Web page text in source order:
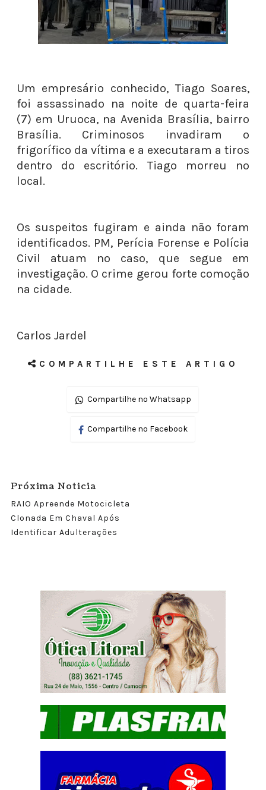
Um empresário conhecido, Tiago Soares,
foi assassinado na noite de quarta-feira
(7) em Uruoca, na Avenida Brasília, bairro
Brasília. Criminosos invadiram o
frigorífico da vítima e a executaram a tiros
dentro do escritório. Tiago morreu no
local.
Os suspeitos fugiram e ainda não foram
identificados. PM, Perícia Forense e Polícia
Civil atuam no caso, que segue em
investigação. O crime gerou forte comoção
na cidade.
Carlos Jardel
COMPARTILHE ESTE ARTIGO
Compartilhe no Whatsapp
Compartilhe no Facebook
Próxima Noticia
RAIO Apreende Motocicleta
Clonada Em Chaval Após
Identificar Adulterações